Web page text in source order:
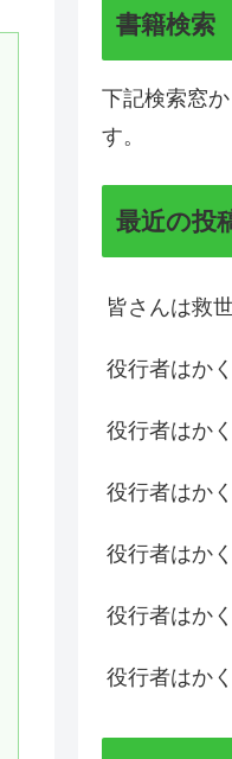
書籍検索
下記検索窓
す。
最近の投
皆さんは救
役行者はか
役行者はか
役行者はか
役行者はか
役行者はか
役行者はか